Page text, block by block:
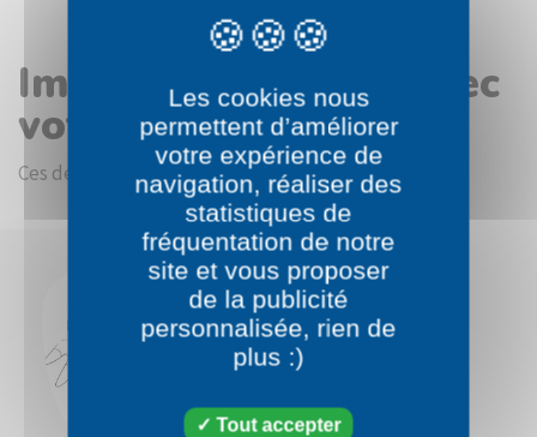
Images en rapport avec
votre choix
Ces dessins devraient vous intéresser.
Les cookies nous
permettent d’améliorer
votre expérience de
navigation, réaliser des
statistiques de
fréquentation de notre
site et vous proposer
de la publicité
personnalisée, rien de
plus :)
Tout accepter